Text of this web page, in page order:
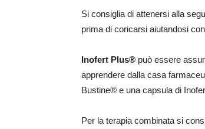
Si consiglia di attenersi alla
prima di coricarsi aiutandosi
Inofert Plus® può essere
apprendere dalla casa
Bustine® e una capsula di
Per la terapia combinata si